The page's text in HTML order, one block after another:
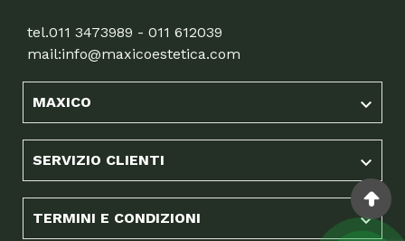
tel.011 3473989 - 011 612039
mail:info@maxicoestetica.com
MAXICO 
SERVIZIO CLIENTI 
TERMINI E CONDIZIONI 